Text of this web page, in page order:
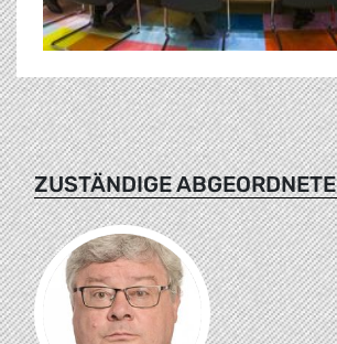
ZUSTÄNDIGE ABGEORDNETE